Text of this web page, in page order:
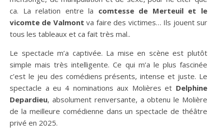
ca. La relation entre la comtesse de Merteuil et le
vicomte de Valmontva faire des victimes… Ils jouent sur
tous les tableaux et ca fait très mal..
Le spectacle m’a captivée. La mise en scène est plutôt
simple mais très intelligente. Ce qui m’a le plus fascinée
c’est le jeu des comédiens présents, intense et juste. Le
spectacle a eu 4 nominations aux Molières et Delphine
Depardieu, absolument renversante, a obtenu le Molière
de la meilleure comédienne dans un spectacle de théâtre
privé en 2025.